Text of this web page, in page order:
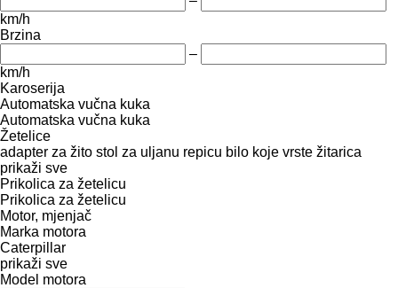
km/h
Brzina
–
km/h
Karoserija
Automatska vučna kuka
Automatska vučna kuka
Žetelice
adapter za žito stol za uljanu repicu bilo koje vrste žitarica
prikaži sve
Prikolica za žetelicu
Prikolica za žetelicu
Motor, mjenjač
Marka motora
Caterpillar
prikaži sve
Model motora